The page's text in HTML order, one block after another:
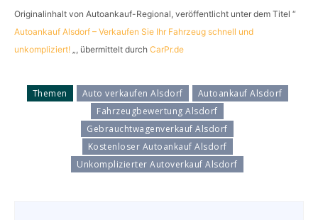
Originalinhalt von Autoankauf-Regional, veröffentlicht unter dem Titel “
Autoankauf Alsdorf – Verkaufen Sie Ihr Fahrzeug schnell und
unkompliziert! „, übermittelt durch CarPr.de
Themen Auto verkaufen Alsdorf
Autoankauf Alsdorf
Fahrzeugbewertung Alsdorf
Gebrauchtwagenverkauf Alsdorf
Kostenloser Autoankauf Alsdorf
Unkomplizierter Autoverkauf Alsdorf